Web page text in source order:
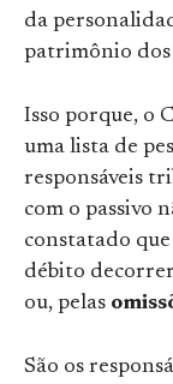
da
patrimônio dos
Isso porque, o
uma lista de
responsáveis
com o passivo
constatado
débito
ou, pelas
São os